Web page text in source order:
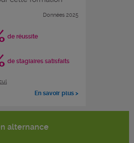
Données 2025
de réussite
de stagiaires satisfaits
En savoir plus >
alternance